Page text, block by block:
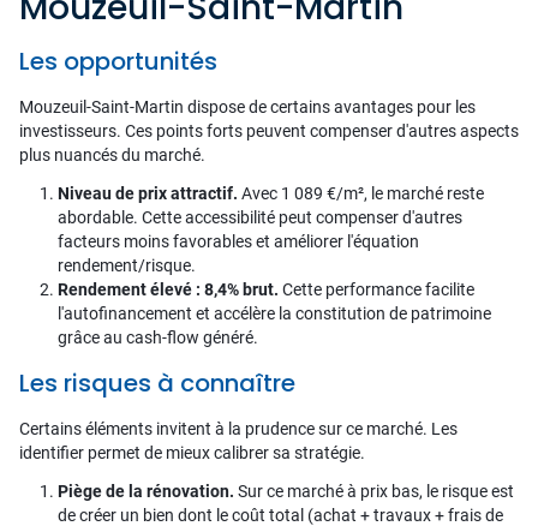
Les opportunités
Mouzeuil-Saint-Martin dispose de certains avantages pour les
investisseurs. Ces points forts peuvent compenser d'autres aspects
plus nuancés du marché.
Niveau de prix attractif. Avec 1 089 €/m², le marché reste
abordable. Cette accessibilité peut compenser d'autres
facteurs moins favorables et améliorer l'équation
rendement/risque.
Rendement élevé : 8,4% brut. Cette performance facilite
l'autofinancement et accélère la constitution de patrimoine
grâce au cash-flow généré.
Les risques à connaître
Certains éléments invitent à la prudence sur ce marché. Les
identifier permet de mieux calibrer sa stratégie.
Piège de la rénovation. Sur ce marché à prix bas, le risque est
de créer un bien dont le coût total (achat + travaux + frais de